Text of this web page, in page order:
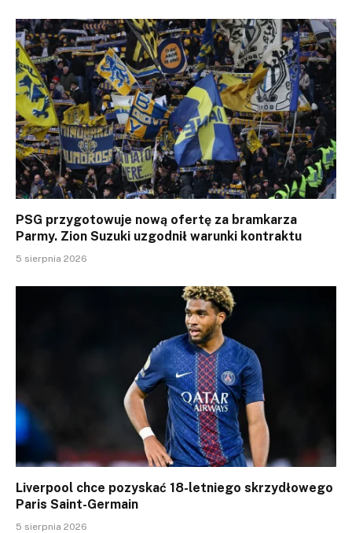
PSG przygotowuje nową ofertę za bramkarza
Parmy. Zion Suzuki uzgodnił warunki kontraktu
5 sierpnia 2026
Liverpool chce pozyskać 18-letniego skrzydłowego
Paris Saint-Germain
5 sierpnia 2026